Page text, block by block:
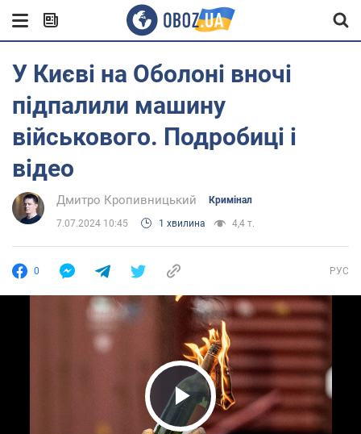
У Києві на Оболоні вночі
підпалили машину
військового. Подробиці і
відео
Дмитро Кропивницький Кримінал
7.07.2024 10:45 1 хвилина 4,4 т.
0 РУС
Play Video